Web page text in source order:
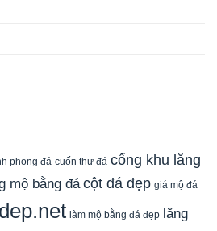
phong đá cuốn thư đá cổng khu lăng
mộ bằng đá cột đá đẹp giá mộ đá
làm mộ bằng đá đẹp lăng